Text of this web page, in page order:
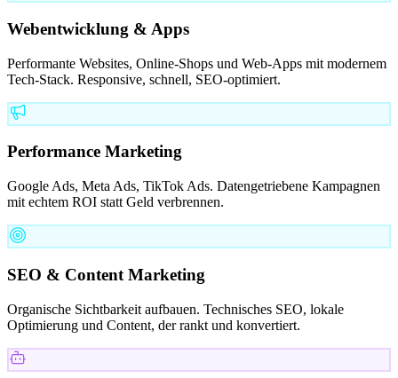
Webentwicklung & Apps
Performante Websites, Online-Shops und Web-Apps mit modernem
Tech-Stack. Responsive, schnell, SEO-optimiert.
Performance Marketing
Google Ads, Meta Ads, TikTok Ads. Datengetriebene Kampagnen
mit echtem ROI statt Geld verbrennen.
SEO & Content Marketing
Organische Sichtbarkeit aufbauen. Technisches SEO, lokale
Optimierung und Content, der rankt und konvertiert.